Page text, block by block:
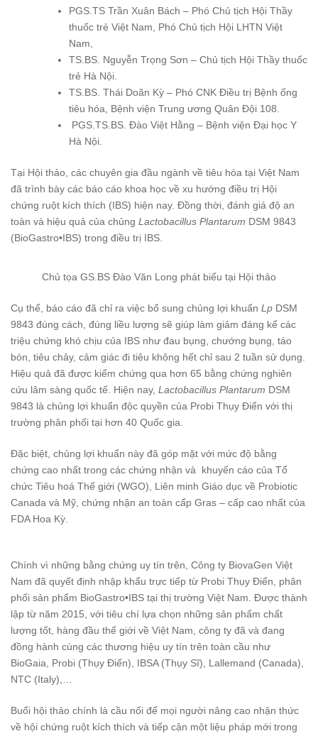
PGS.TS Trần Xuân Bách – Phó Chủ tịch Hội Thầy
thuốc trẻ Việt Nam, Phó Chủ tịch Hội LHTN Việt
Nam,
TS.BS. Nguyễn Trọng Sơn – Chủ tịch Hội Thầy thuốc
trẻ Hà Nội.
TS.BS. Thái Doãn Kỳ – Phó CNK Điều trị Bệnh ống
tiêu hóa, Bệnh viện Trung ương Quân Đội 108.
PGS.TS.BS. Đào Việt Hằng – Bệnh viện Đại học Y
Hà Nội.
Tại Hội thảo, các chuyên gia đầu ngành về tiêu hóa tại Việt Nam
đã trình bày các báo cáo khoa học về xu hướng điều trị Hội
chứng ruột kích thích (IBS) hiện nay. Đồng thời, đánh giá độ an
toàn và hiệu quả của chủng Lactobacillus Plantarum DSM 9843
(BioGastro•IBS) trong điều trị IBS.
Chủ tọa GS.BS Đào Văn Long phát biểu tại Hội thảo
Cụ thể, báo cáo đã chỉ ra việc bổ sung chủng lợi khuẩn Lp DSM
9843 đúng cách, đúng liều lượng sẽ giúp làm giảm đáng kể các
triệu chứng khó chịu của IBS như đau bụng, chướng bụng, táo
bón, tiêu chảy, cảm giác đi tiêu không hết chỉ sau 2 tuần sử dụng.
Hiệu quả đã được kiểm chứng qua hơn 65 bằng chứng nghiên
cứu lâm sàng quốc tế. Hiện nay, Lactobacillus Plantarum DSM
9843 là chủng lợi khuẩn độc quyền của Probi Thụy Điển với thị
trường phân phối tại hơn 40 Quốc gia.
Đặc biệt, chủng lợi khuẩn này đã góp mặt với mức độ bằng
chứng cao nhất trong các chứng nhận và khuyến cáo của Tổ
chức Tiêu hoá Thế giới (WGO), Liên minh Giáo dục về Probiotic
Canada và Mỹ, chứng nhận an toàn cấp Gras – cấp cao nhất của
FDA Hoa Kỳ.
Chính vì những bằng chứng uy tín trên, Công ty BiovaGen Việt
Nam đã quyết định nhập khẩu trực tiếp từ Probi Thụy Điển, phân
phối sản phẩm BioGastro•IBS tại thị trường Việt Nam. Được thành
lập từ năm 2015, với tiêu chí lựa chọn những sản phẩm chất
lượng tốt, hàng đầu thế giới về Việt Nam, công ty đã và đang
đồng hành cùng các thương hiệu uy tín trên toàn cầu như
BioGaia, Probi (Thụy Điển), IBSA (Thụy Sĩ), Lallemand (Canada),
NTC (Italy),…
Buổi hội thảo chính là cầu nối để mọi người nâng cao nhận thức
về hội chứng ruột kích thích và tiếp cận một liệu pháp mới trong